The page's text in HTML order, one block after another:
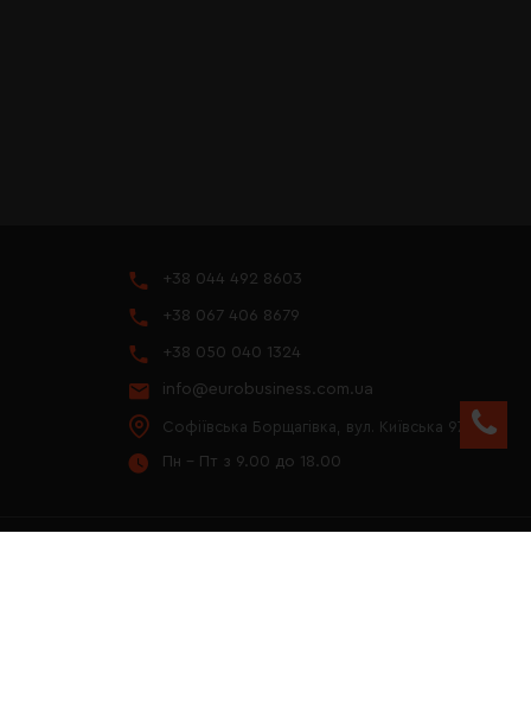
+38 044 492 8603
+38 067 406 8679
+38 050 040 1324
info@eurobusiness.com.ua
Софіївська Борщагівка, вул. Київська 97
Пн - Пт з 9.00 до 18.00